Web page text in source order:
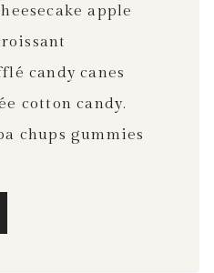
apple
candy canes
cotton candy.
chups gummies